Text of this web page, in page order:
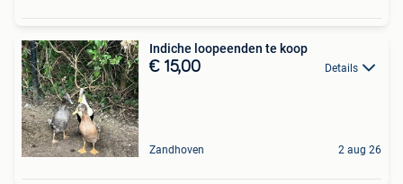
Indiche loopeenden te koop
€ 15,00 Details
Zandhoven 2 aug 26